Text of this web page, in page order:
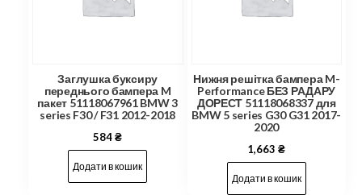
Заглушка буксиру
переднього бампера M
пакет 51118067961 BMW 3
series F30 / F31 2012-2018
584₴
Додати в кошик
Нижня решітка бампера M-
Performance БЕЗ РАДАРУ
ДОРЕСТ 51118068337 для
BMW 5 series G30 G31 2017-
2020
1,663₴
Додати в кошик